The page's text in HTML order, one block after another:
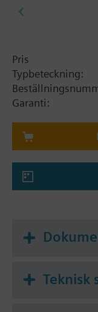
Vid användning
Pris
Typbeteckning:
Garanti:
Teknisk